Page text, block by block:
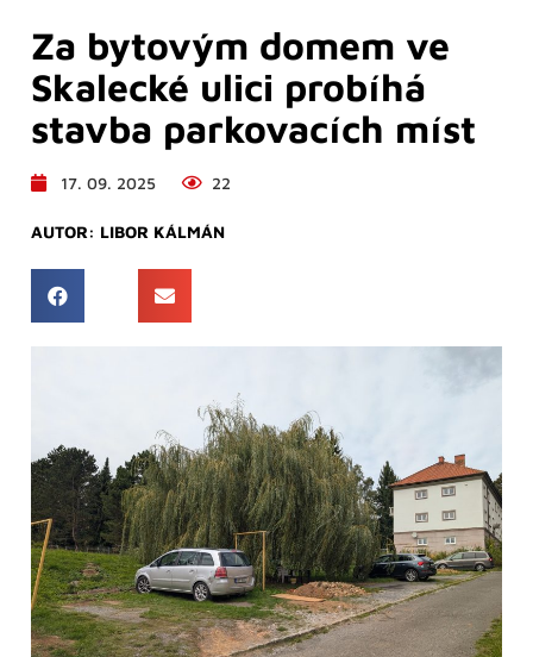
Za bytovým domem ve
Skalecké ulici probíhá
stavba parkovacích míst
17. 09. 2025 22
AUTOR: LIBOR KÁLMÁN